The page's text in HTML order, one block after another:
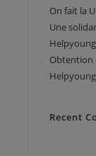
On fait la
Une
Obtention
Recent